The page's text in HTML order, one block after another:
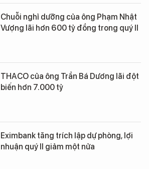
Chuỗi nghỉ dưỡng của ông Phạm Nhật
Vượng lãi hơn 600 tỷ đồng trong quý II
THACO của ông Trần Bá Dương lãi đột
biến hơn 7.000 tỷ
Eximbank tăng trích lập dự phòng, lợi
nhuận quý II giảm một nửa